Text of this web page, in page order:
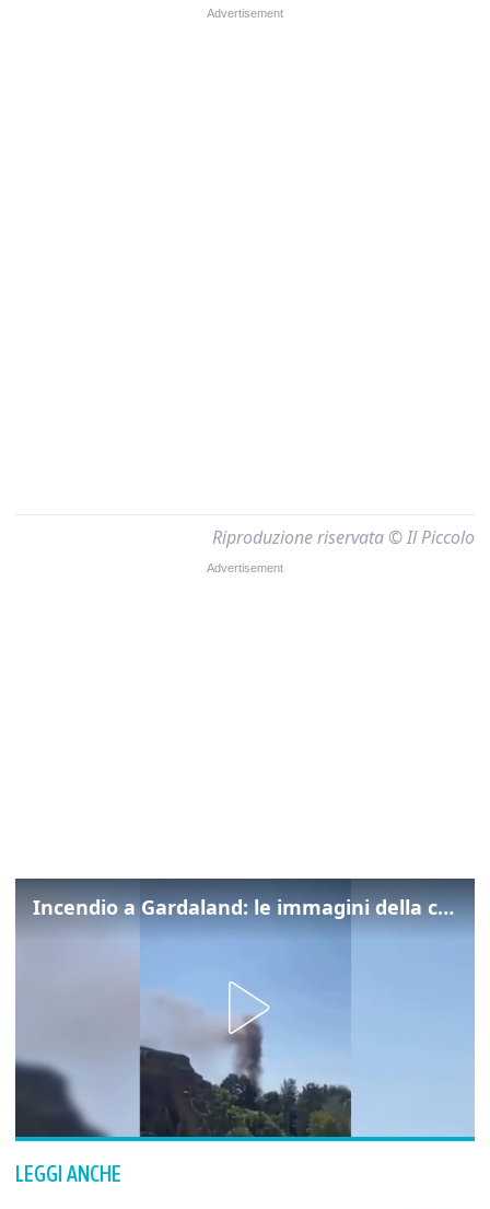
Riproduzione riservata © Il Piccolo
Incendio a Gardaland: le immagini della colonna di fumo
LEGGI ANCHE